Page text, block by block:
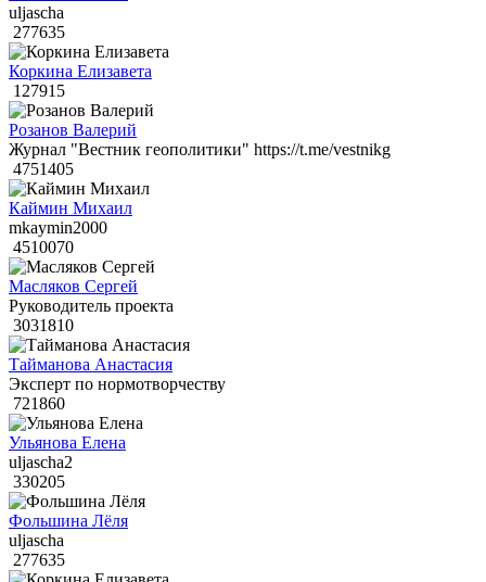
uljascha
277635
Коркина Елизавета
127915
Розанов Валерий
Журнал "Вестник геополитики" https://t.me/vestnikg
4751405
Каймин Михаил
mkaymin2000
4510070
Масляков Сергей
Руководитель проекта
3031810
Тайманова Анастасия
Эксперт по нормотворчеству
721860
Ульянова Елена
uljascha2
330205
Фольшина Лёля
uljascha
277635